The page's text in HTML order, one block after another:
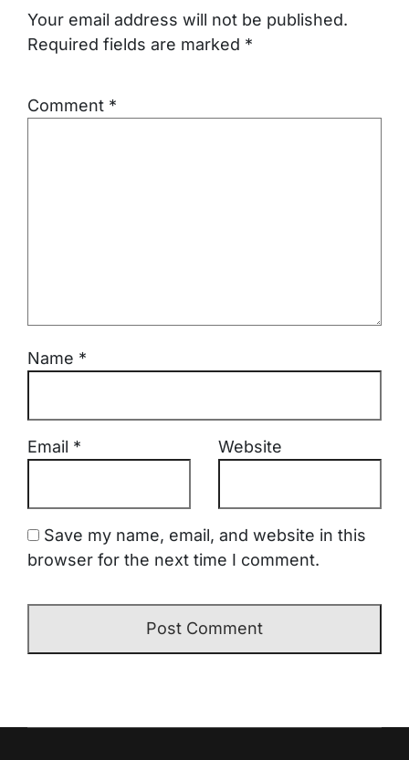
Your email address will not be published.
Required fields are marked *
Comment *
Name *
Email * Website
Save my name, email, and website in this
browser for the next time I comment.